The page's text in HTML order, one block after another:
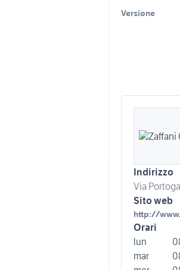
Versione
Indirizzo
Via
Sito web
http://
Orari
lun
mar